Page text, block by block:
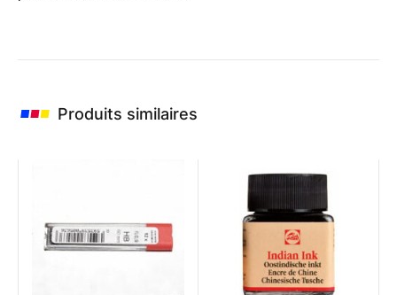
Produits similaires